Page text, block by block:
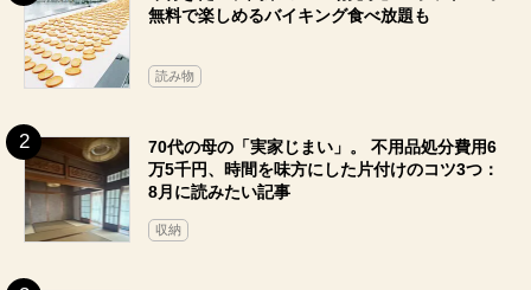
無料で楽しめるバイキング食べ放題も
読み物
70代の母の「実家じまい」。 不用品処分費用6
万5千円、時間を味方にした片付けのコツ3つ：
8月に読みたい記事
収納